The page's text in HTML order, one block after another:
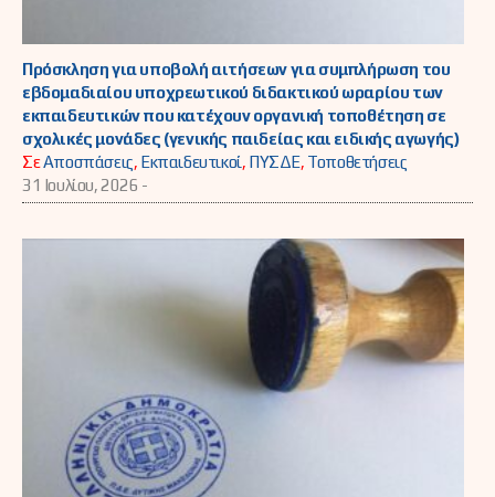
Πρόσκληση για υποβολή αιτήσεων για συμπλήρωση του
εβδομαδιαίου υποχρεωτικού διδακτικού ωραρίου των
εκπαιδευτικών που κατέχουν οργανική τοποθέτηση σε
σχολικές μονάδες (γενικής παιδείας και ειδικής αγωγής)
ΣεΑποσπάσεις, Εκπαιδευτικοί, ΠΥΣΔΕ, Τοποθετήσεις
31 Ιουλίου, 2026 -